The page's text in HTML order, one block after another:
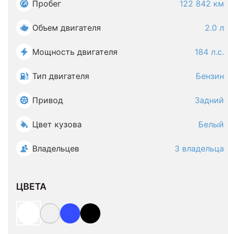
Пробег 122 842 км
Объем двигателя 2.0 л
Мощность двигателя 184 л.с.
Тип двигателя Бензин
Привод Задний
Цвет кузова Белый
Владельцев 3 владельца
ЦВЕТА